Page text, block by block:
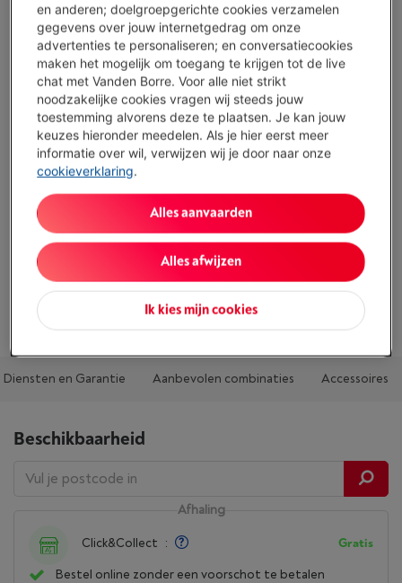
Vergelijken
´Maak kennis met de marathonmuis´
Batterijlevensduur van ongeveer 36 maanden
Scrollen met twee modi kun je schakelen tussen snelheid
Scrol horizontaal met het kantelwiel
Toon alle specificaties
Diensten en Garantie Aanbevolen combinaties Accessoires
Beschikbaarheid
Afhaling
Click&Collect : Gratis
Bestel online zonder een voorschot te betalen
en anderen; doelgroepgerichte cookies verzamelen
gegevens over jouw internetgedrag om onze
advertenties te personaliseren; en conversatiecookies
maken het mogelijk om toegang te krijgen tot de live
chat met Vanden Borre. Voor alle niet strikt
noodzakelijke cookies vragen wij steeds jouw
toestemming alvorens deze te plaatsen. Je kan jouw
keuzes hieronder meedelen. Als je hier eerst meer
informatie over wil, verwijzen wij je door naar onze
cookieverklaring.
Ik kies mijn cookies
Alles afwijzen
Alles aanvaarden